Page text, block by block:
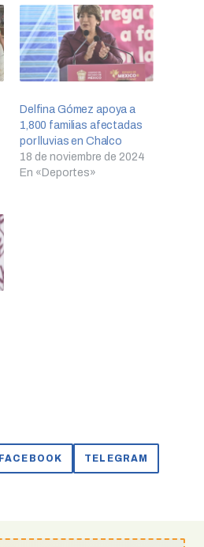
Delfina Gómez apoya a
1,800 familias afectadas
por lluvias en Chalco
18 de noviembre de 2024
En «Deportes»
FACEBOOK TELEGRAM